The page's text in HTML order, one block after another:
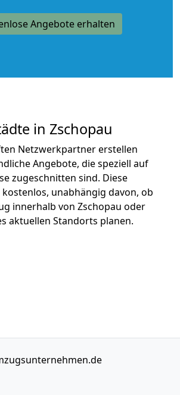
Angebote erhalten
in Zschopau
Netzwerkpartner erstellen
Angebote, die speziell auf
zugeschnitten sind. Diese
unabhängig davon, ob
innerhalb von Zschopau oder
aktuellen Standorts planen.